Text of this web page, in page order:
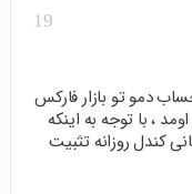
19
دمو تو بازار فارکس
، با توجه به اینکه
کندل روزانه تثبیت